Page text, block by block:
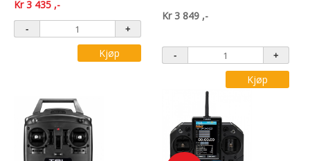
Kr3 435 ,-
Kjøp
Kr3 849 ,-
Kjøp